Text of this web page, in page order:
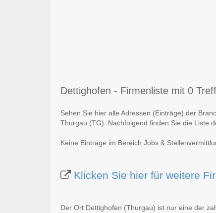
Dettighofen - Firmenliste mit 0
Sehen Sie hier alle Adressen (Einträge) der
Thurgau (TG). Nachfolgend finden Sie die Liste
Keine Einträge im Bereich Jobs &
Klicken Sie hier für weitere
Der Ort Dettighofen (Thurgau) ist nur eine der